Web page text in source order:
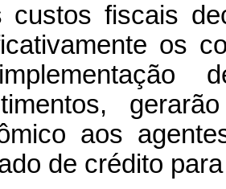
custos fiscais
os
aos
de crédito